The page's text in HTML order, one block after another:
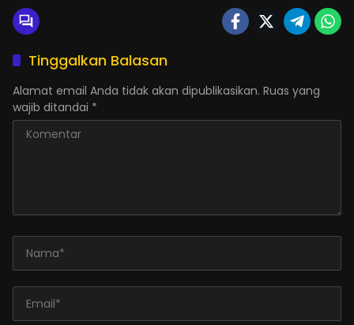
Tinggalkan Balasan
Alamat email Anda tidak akan dipublikasikan. Ruas yang
wajib ditandai *